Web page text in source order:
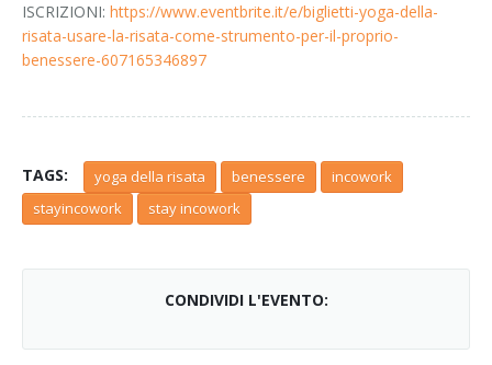
ISCRIZIONI: https://www.eventbrite.it/e/biglietti-yoga-della-
risata-usare-la-risata-come-strumento-per-il-proprio-
benessere-607165346897
TAGS: yoga della risata benessere
incowork
stayincowork
stay incowork
CONDIVIDI L'EVENTO: